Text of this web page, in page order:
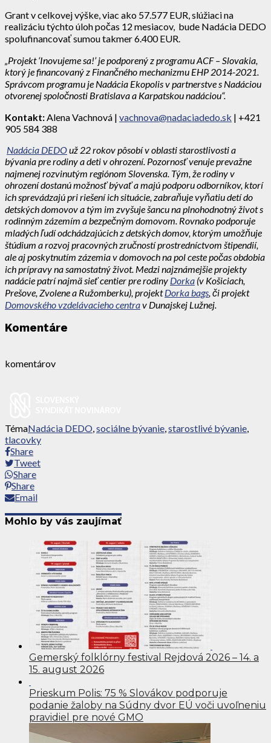
Grant v celkovej výške, viac ako 57.577 EUR, slúžiaci na
realizáciu týchto úloh počas 12 mesiacov, bude Nadácia DEDO
spolufinancovať sumou takmer 6.400 EUR.
„Projekt ‘Inovujeme sa!’ je podporený z programu ACF – Slovakia,
ktorý je financovaný z Finančného mechanizmu EHP 2014-2021.
Správcom programu je Nadácia Ekopolis v partnerstve s Nadáciou
otvorenej spoločnosti Bratislava a Karpatskou nadáciou“.
Kontakt: Alena Vachnová | vachnova@nadaciadedo.sk | +421
905 584 388
Nadácia DEDOuž 22 rokov pôsobí v oblasti starostlivosti a
bývania pre rodiny a deti v ohrození. Pozornosť venuje prevažne
najmenej rozvinutým regiónom Slovenska. Tým, že rodiny v
ohrození dostanú možnosť bývať a majú podporu odborníkov, ktorí
ich sprevádzajú pri riešení ich situácie, zabraňuje vyňatiu detí do
detských domovov a tým im zvyšuje šancu na plnohodnotný život s
rodinným zázemím a bezpečným domovom. Rovnako podporuje
mladých ľudí odchádzajúcich z detských domov, ktorým umožňuje
štúdium a rozvoj pracovných zručností prostredníctvom štipendií,
ale aj poskytnutím zázemia v domovoch na pol ceste počas obdobia
ich prípravy na samostatný život. Medzi najznámejšie projekty
nadácie patrí najmä sieť centier pre rodiny Dorka (v Košiciach,
Prešove, Zvolene a Ružomberku), projektDorka bags , či projekt
Domovského vzdelávacieho centrav Dunajskej Lužnej.
Komentáre
komentárov
TémaNadácia DEDO,sociálne bývanie,starostlivé bývanie,
tlacovky
Share
Tweet
Share
Share
Email
Mohlo by vás zaujímať
Gemerský folklórny festival Rejdová 2026 – 14. a
15. august 2026
Prieskum Polis: 75 % Slovákov podporuje
podanie žaloby na Súdny dvor EÚ voči uvoľneniu
pravidiel pre nové GMO